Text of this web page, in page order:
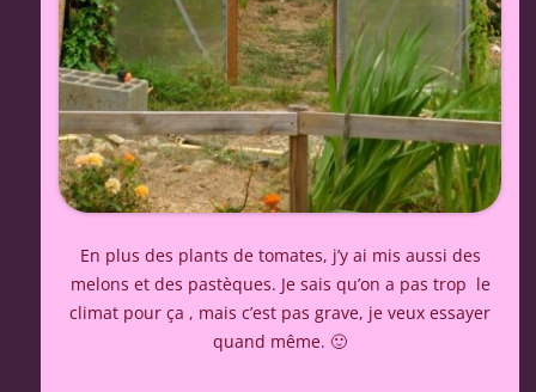
En plus des plants de tomates, j’y ai mis aussi des
melons et des pastèques. Je sais qu’on a pas trop le
climat pour ça , mais c’est pas grave, je veux essayer
quand même. 🙂